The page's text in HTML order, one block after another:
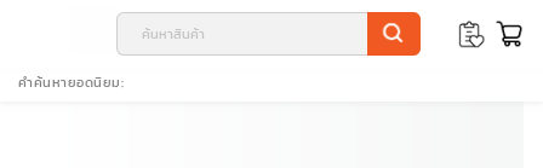
คำค้นหายอดนิยม